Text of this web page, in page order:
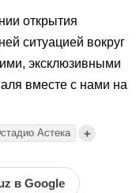
открытия
ситуацией вокруг
эксклюзивными
вместе с нами на
Астека +
в Google